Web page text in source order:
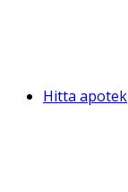
Hitta apotek